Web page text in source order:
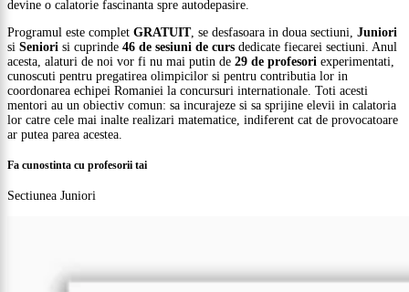
devine o calatorie fascinanta spre autodepasire.
Programul este complet GRATUIT, se desfasoara in doua sectiuni, Juniori
si Seniori si cuprinde 46 de sesiuni de curs dedicate fiecarei sectiuni. Anul
acesta, alaturi de noi vor fi nu mai putin de 29 de profesori experimentati,
cunoscuti pentru pregatirea olimpicilor si pentru contributia lor in
coordonarea echipei Romaniei la concursuri internationale. Toti acesti
mentori au un obiectiv comun: sa incurajeze si sa sprijine elevii in calatoria
lor catre cele mai inalte realizari matematice, indiferent cat de provocatoare
ar putea parea acestea.
Fa cunostinta cu profesorii tai
Sectiunea Juniori